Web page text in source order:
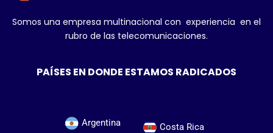
Somos una empresa multinacional con experiencia en el
rubro de las telecomunicaciones.
PAÍSES EN DONDE ESTAMOS RADICADOS
Argentina Costa Rica